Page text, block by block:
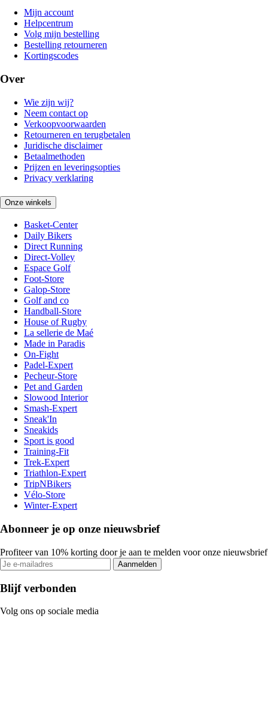
Mijn account
Helpcentrum
Volg mijn bestelling
Bestelling retourneren
Kortingscodes
Over
Wie zijn wij?
Neem contact op
Verkoopvoorwaarden
Retourneren en terugbetalen
Juridische disclaimer
Betaalmethoden
Prijzen en leveringsopties
Privacy verklaring
Onze winkels
Basket-Center
Daily Bikers
Direct Running
Direct-Volley
Espace Golf
Foot-Store
Galop-Store
Golf and co
Handball-Store
House of Rugby
La sellerie de Maé
Made in Paradis
On-Fight
Padel-Expert
Pecheur-Store
Pet and Garden
Slowood Interior
Smash-Expert
Sneak'In
Sneakids
Sport is good
Training-Fit
Trek-Expert
Triathlon-Expert
TripNBikers
Vélo-Store
Winter-Expert
Abonneer je op onze nieuwsbrief
Profiteer van 10% korting door je aan te melden voor onze nieuwsbrief
Aanmelden
Blijf verbonden
Volg ons op sociale media